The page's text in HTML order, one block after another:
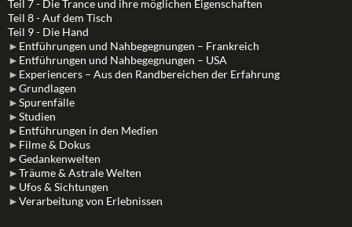
Teil 7 - Die Trance und ihre möglichen Eigenschaften
Teil 8 - Auf dem Tisch
Teil 9 - Die Hand
► Entführungen und Nahbegegnungen – Frankreich
► Entführungen und Nahbegegnungen – USA
► Experiencers – Aus den Randbereichen der Erfahrung
►Grundlagen
►Spurenfälle
►Studien
► Entführungen in den Medien
► Filme & Dokus
►Gedankenwelten
►Träume & Astrale Welten
► Ufos & Sichtungen
►Verarbeitung von Erlebnissen